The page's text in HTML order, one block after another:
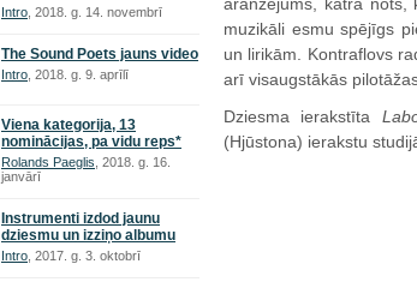
Intro , 2018. g. 14. novembrī
The Sound Poets jauns video
Intro , 2018. g. 9. aprīlī
Viena kategorija, 13
nominācijas, pa vidu reps*
Rolands Paeglis , 2018. g. 16.
janvārī
Instrumenti izdod jaunu
dziesmu un izziņo albumu
Intro , 2017. g. 3. oktobrī
muzikāli esmu spējīgs
un lirikām. Kontraflovs
arī visaugstākās
Dziesma ierakstīta
(Hjūstona) ierakstu